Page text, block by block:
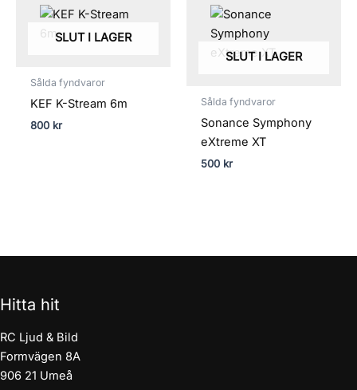
SLUT I LAGER
Sålda fyndvaror
KEF K-Stream 6m
800 kr
SLUT I LAGER
Sålda fyndvaror
Sonance Symphony
eXtreme XT
500 kr
Hitta hit
RC Ljud & Bild
Formvägen 8A
906 21 Umeå